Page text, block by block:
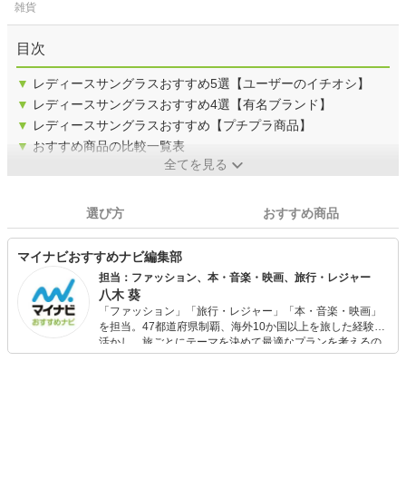
雑貨
目次
▼ レディースサングラスおすすめ5選【ユーザーのイチオシ】
▼ レディースサングラスおすすめ4選【有名ブランド】
▼ レディースサングラスおすすめ【プチプラ商品】
▼ おすすめ商品の比較一覧表
全てを見る
選び方 おすすめ商品
マイナビおすすめナビ編集部
担当：ファッション、本・音楽・映画、旅行・レジャー
八木 葵
「ファッション」「旅行・レジャー」「本・音楽・映画」
を担当。47都道府県制覇、海外10か国以上を旅した経験を
活かし、旅ごとにテーマを決めて最適なプランを考えるの
が得意。また、アパレルショップでの販売経験もあり。誰